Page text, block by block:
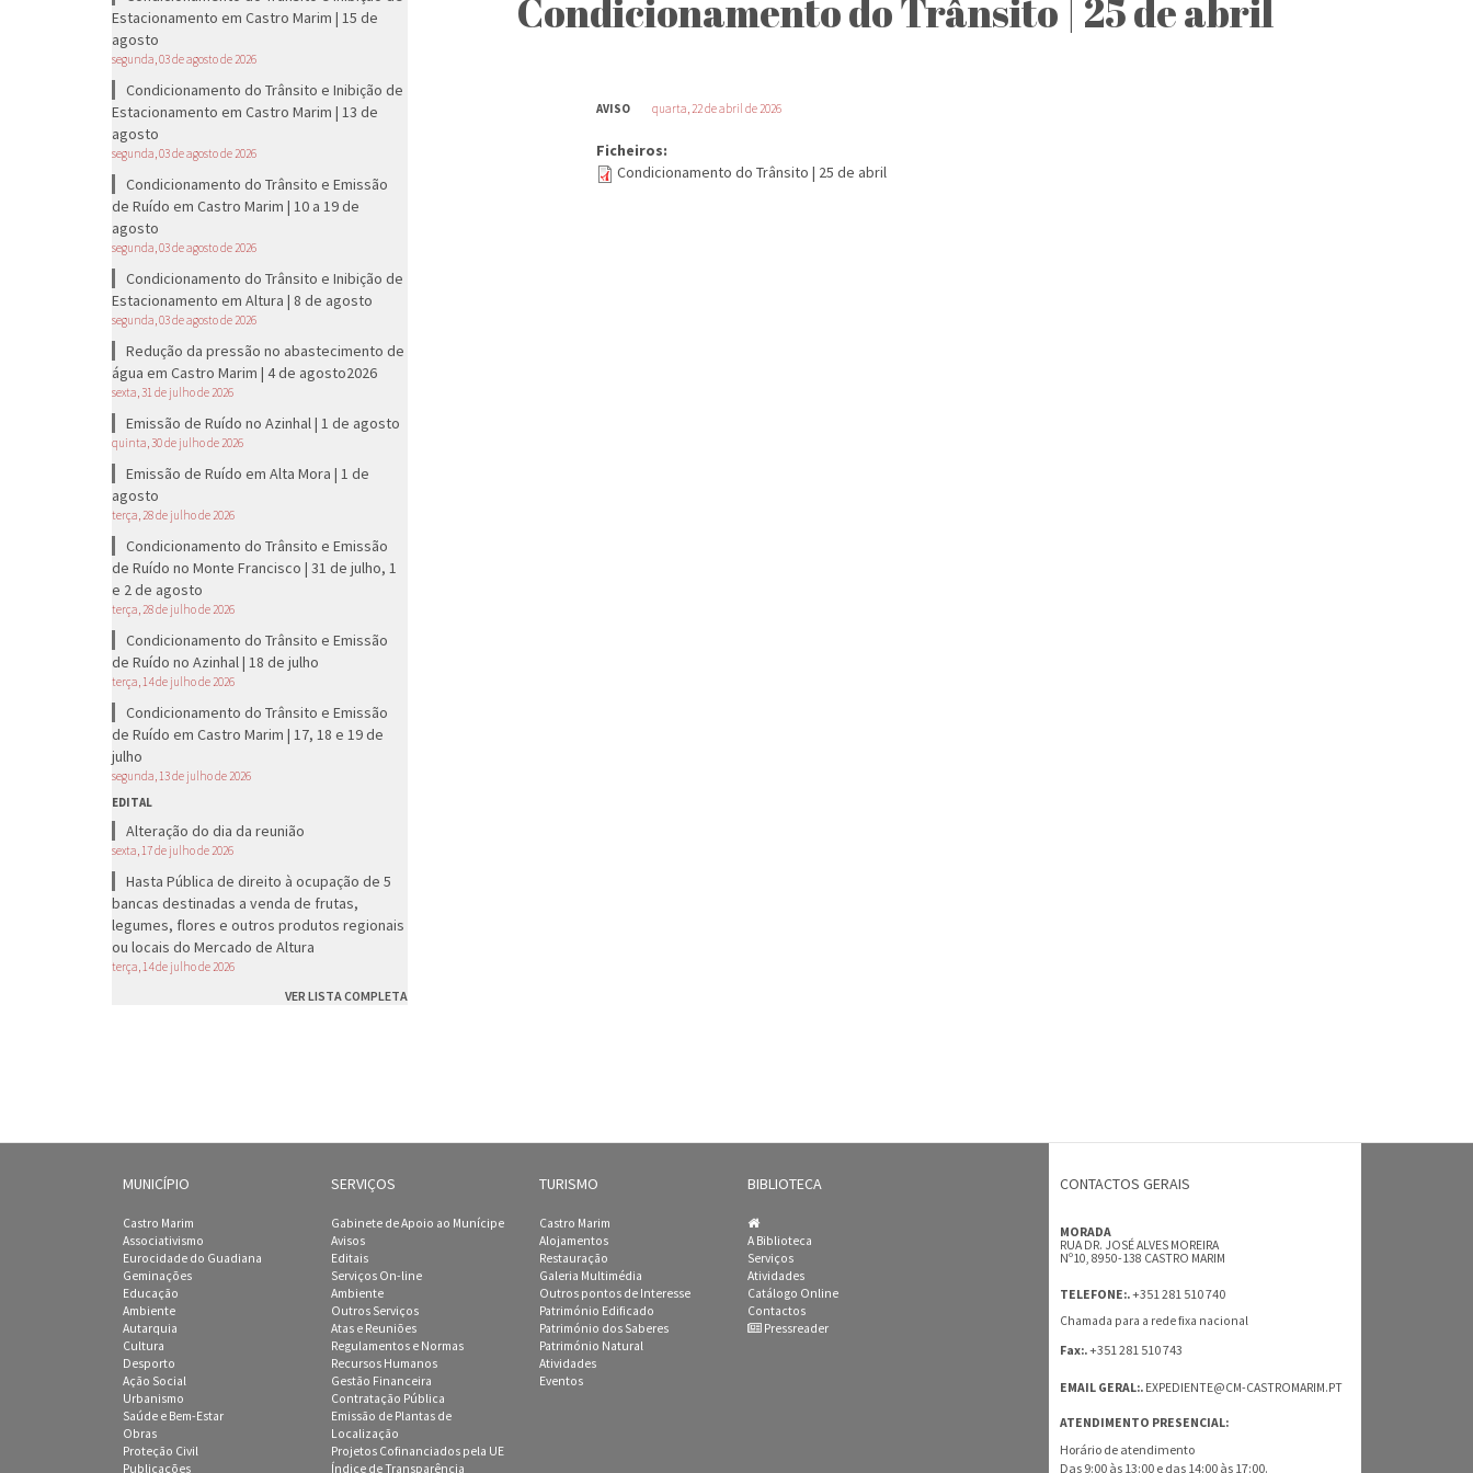
Estacionamento em Castro Marim | 15 de
agosto
segunda, 03 de agosto de 2026
Condicionamento do Trânsito e Inibição de
Estacionamento em Castro Marim | 13 de
agosto
segunda, 03 de agosto de 2026
Condicionamento do Trânsito e Emissão
de Ruído em Castro Marim | 10 a 19 de
agosto
segunda, 03 de agosto de 2026
Condicionamento do Trânsito e Inibição de
Estacionamento em Altura | 8 de agosto
segunda, 03 de agosto de 2026
Redução da pressão no abastecimento de
água em Castro Marim | 4 de agosto2026
sexta, 31 de julho de 2026
Emissão de Ruído no Azinhal | 1 de agosto
quinta, 30 de julho de 2026
Emissão de Ruído em Alta Mora | 1 de
agosto
terça, 28 de julho de 2026
Condicionamento do Trânsito e Emissão
de Ruído no Monte Francisco | 31 de julho, 1
e 2 de agosto
terça, 28 de julho de 2026
Condicionamento do Trânsito e Emissão
de Ruído no Azinhal | 18 de julho
terça, 14 de julho de 2026
Condicionamento do Trânsito e Emissão
de Ruído em Castro Marim | 17, 18 e 19 de
julho
segunda, 13 de julho de 2026
EDITAL
Alteração do dia da reunião
sexta, 17 de julho de 2026
Hasta Pública de direito à ocupação de 5
bancas destinadas a venda de frutas,
legumes, flores e outros produtos regionais
ou locais do Mercado de Altura
terça, 14 de julho de 2026
VER LISTA COMPLETA
Condicionamento do Trânsito | 25 de abril
AVISO quarta, 22 de abril de 2026
Ficheiros:
Condicionamento do Trânsito | 25 de abril
MUNICÍPIO
Castro Marim
Associativismo
Eurocidade do Guadiana
Geminações
Educação
Ambiente
Autarquia
Cultura
Desporto
Ação Social
Urbanismo
Saúde e Bem-Estar
Obras
Proteção Civil
Publicações
SERVIÇOS
Gabinete de Apoio ao Munícipe
Avisos
Editais
Serviços On-line
Ambiente
Outros Serviços
Atas e Reuniões
Regulamentos e Normas
Recursos Humanos
Gestão Financeira
Contratação Pública
Emissão de Plantas de
Localização
Projetos Cofinanciados pela UE
Índice de Transparência
TURISMO
Castro Marim
Alojamentos
Restauração
Galeria Multimédia
Outros pontos de Interesse
Património Edificado
Património dos Saberes
Património Natural
Atividades
Eventos
BIBLIOTECA
A Biblioteca
Serviços
Atividades
Catálogo Online
Contactos
Pressreader
CONTACTOS GERAIS
MORADA
RUA DR. JOSÉ ALVES MOREIRA
Nº10, 8950-138 CASTRO MARIM
TELEFONE:.+351 281 510 740
Chamada para a rede fixa nacional
Fax:.+351 281 510 743
EMAIL GERAL:. EXPEDIENTE@CM-CASTROMARIM.PT
ATENDIMENTO PRESENCIAL:
Horário de atendimento
Das 9:00 às 13:00 e das 14:00 às 17:00.